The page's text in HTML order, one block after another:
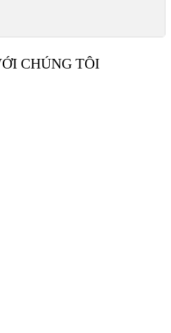
CHÚNG TÔI